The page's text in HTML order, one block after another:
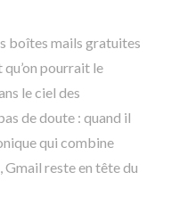
boîtes mails gratuites
pourrait le
le ciel des
de doute : quand il
qui combine
reste en tête du